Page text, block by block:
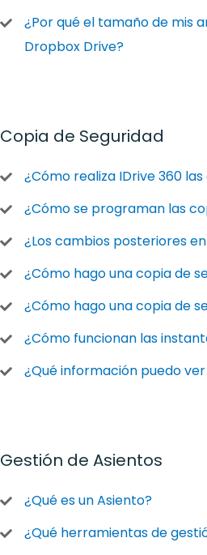
¿Por qué el tamaño de mis
Dropbox Drive?
Copia de Seguridad
¿Cómo realiza IDrive 360
¿Cómo se programan las
¿Los cambios posteriores
¿Cómo hago una copia de
¿Cómo hago una copia de
¿Cómo funcionan las
¿Qué información puedo
Gestión de Asientos
¿Qué es un Asiento?
¿Qué herramientas de